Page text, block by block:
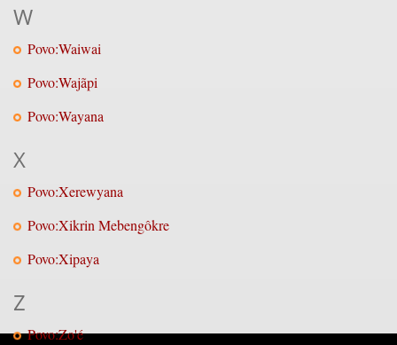
W
Povo:Waiwai
Povo:Wajãpi
Povo:Wayana
X
Povo:Xerewyana
Povo:Xikrin Mebengôkre
Povo:Xipaya
Z
Povo:Zo'é